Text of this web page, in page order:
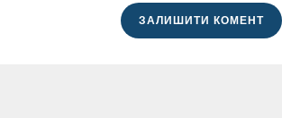
ЗАЛИШИТИ КОМЕНТ